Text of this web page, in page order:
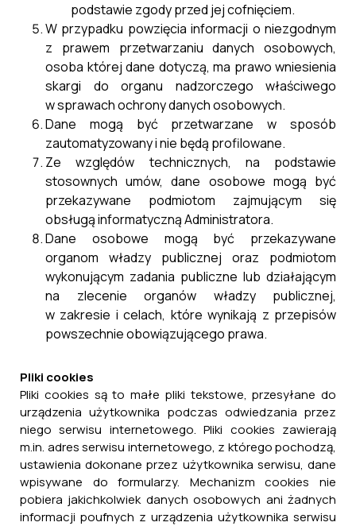
podstawie zgody przed jej cofnięciem.
W przypadku powzięcia informacji o niezgodnym
z prawem przetwarzaniu danych osobowych,
osoba której dane dotyczą, ma prawo wniesienia
skargi do organu nadzorczego właściwego
w sprawach ochrony danych osobowych.
Dane mogą być przetwarzane w sposób
zautomatyzowany i nie będą profilowane.
Ze względów technicznych, na podstawie
stosownych umów, dane osobowe mogą być
przekazywane podmiotom zajmującym się
obsługą informatyczną Administratora.
Dane osobowe mogą być przekazywane
organom władzy publicznej oraz podmiotom
wykonującym zadania publiczne lub działającym
na zlecenie organów władzy publicznej,
w zakresie i celach, które wynikają z przepisów
powszechnie obowiązującego prawa.
Pliki cookies
Pliki cookies są to małe pliki tekstowe, przesyłane do
urządzenia użytkownika podczas odwiedzania przez
niego serwisu internetowego. Pliki cookies zawierają
m.in. adres serwisu internetowego, z którego pochodzą,
ustawienia dokonane przez użytkownika serwisu, dane
wpisywane do formularzy. Mechanizm cookies nie
pobiera jakichkolwiek danych osobowych ani żadnych
informacji poufnych z urządzenia użytkownika serwisu